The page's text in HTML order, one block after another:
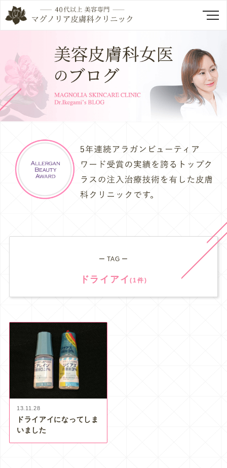
ー TAG ー
ドライアイ(1件)
13.11.28
ドライアイになってしま
いました